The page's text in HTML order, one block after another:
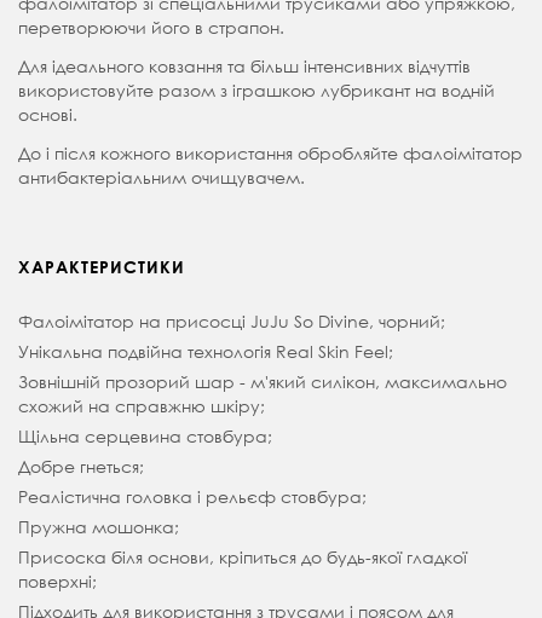
перетворюючи його в страпон.
Для ідеального ковзання та більш інтенсивних відчуттів
використовуйте разом з іграшкою лубрикант на водній
основі.
До і після кожного використання обробляйте фалоімітатор
антибактеріальним очищувачем.
ХАРАКТЕРИСТИКИ
Фалоімітатор на присосці JuJu So Divine, чорний;
Унікальна подвійна технологія Real Skin Feel;
Зовнішній прозорий шар - м'який силікон, максимально
схожий на справжню шкіру;
Щільна серцевина стовбура;
Добре гнеться;
Реалістична головка і рельєф стовбура;
Пружна мошонка;
Присоска біля основи, кріпиться до будь-якої гладкої
поверхні;
Підходить для використання з трусами і поясом для